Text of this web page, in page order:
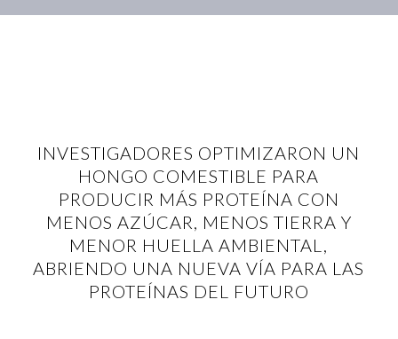
INVESTIGADORES OPTIMIZARON UN
HONGO COMESTIBLE PARA
PRODUCIR MÁS PROTEÍNA CON
MENOS AZÚCAR, MENOS TIERRA Y
MENOR HUELLA AMBIENTAL,
ABRIENDO UNA NUEVA VÍA PARA LAS
PROTEÍNAS DEL FUTURO